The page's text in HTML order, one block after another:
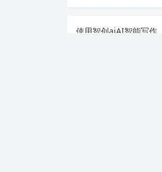
使用智创aiAI智能写作